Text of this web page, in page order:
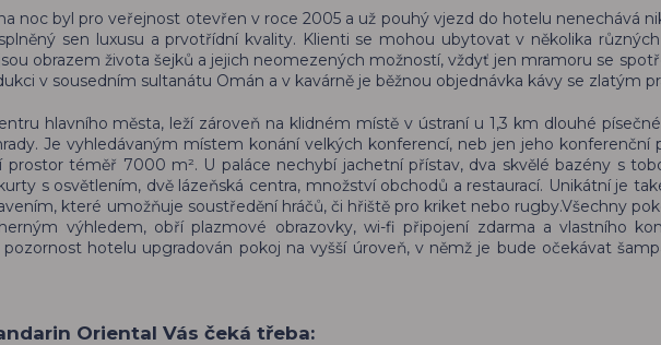
noc byl pro veřejnost otevřen v roce 2005 a už pouhý vjezd do hotelu nenechává
sen luxusu a prvotřídní kvality. Klienti se mohou ubytovat v několika
obrazem života šejků a jejich neomezených možností, vždyť jen mramoru se
v sousedním sultanátu Omán a v kavárně je běžnou objednávka kávy se zlatým
hlavního města, leží zároveň na klidném místě v ústraní u 1,3 km dlouhé
Je vyhledávaným místem konání velkých konferencí, neb jen jeho konferenční
prostor téměř 7000 m². U paláce nechybí jachetní přístav, dva skvělé bazény s
s osvětlením, dvě lázeňská centra, množství obchodů a restaurací. Unikátní je
které umožňuje soustředění hráčů, či hřiště pro kriket nebo rugby.Všechny
výhledem, obří plazmové obrazovky, wi-fi připojení zdarma a vlastního
hotelu upgradován pokoj na vyšší úroveň, v němž je bude očekávat
Oriental Vás čeká třeba: